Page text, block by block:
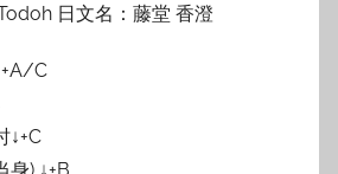
日文名：藤堂 香澄
C
↓+C
) ↓+B